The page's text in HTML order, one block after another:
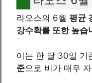
라오스의 6월 평균
강수확률 또한 높습
이는 한 달 30일 기
준으로 비가 매우